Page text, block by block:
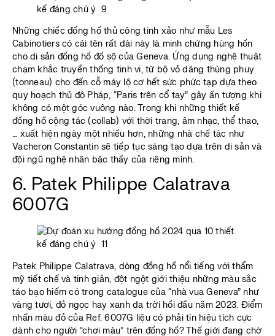
Những chiếc đồng hồ thủ công tinh xảo như mẫu Les
Cabinotiers có cái tên rất dài này là minh chứng hùng hồn
cho di sản đồng hồ đồ sộ của Geneva. Ứng dụng nghệ thuật
chạm khắc truyền thống tinh vi, từ bộ vỏ dáng thùng phuy
(tonneau) cho đến cỗ máy lộ cơ hết sức phức tạp dựa theo
quy hoạch thủ đô Pháp, “Paris trên cổ tay” gây ấn tượng khi
không có một góc vuông nào. Trong khi những thiết kế
đồng hồ cộng tác (collab) với thời trang, âm nhạc, thể thao,
… xuất hiện ngày một nhiều hơn, những nhà chế tác như
Vacheron Constantin sẽ tiếp tục sáng tạo dựa trên di sản và
đội ngũ nghệ nhân bậc thầy của riêng mình.
6. Patek Philippe Calatrava
6007G
Patek Philippe Calatrava, dòng đồng hồ nổi tiếng với thẩm
mỹ tiết chế và tinh giản, đột ngột giới thiệu những màu sắc
táo bạo hiếm có trong catalogue của “nhà vua Geneva” như
vàng tươi, đỏ ngọc hay xanh da trời hồi đầu năm 2023. Điểm
nhấn màu đỏ của Ref. 6007G liệu có phải tín hiệu tích cực
dành cho người “chơi màu” trên đồng hồ? Thế giới đang chờ